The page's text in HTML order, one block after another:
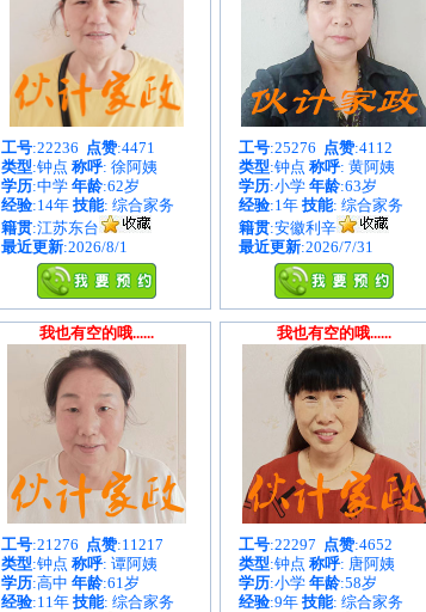
工号:22236 点赞:4471
类型:钟点 称呼: 徐阿姨
学历:中学 年龄:62岁
经验:14年 技能: 综合家务
籍贯:江苏东台
最近更新:2026/8/1
工号:25276 点赞:4112
类型:钟点 称呼: 黄阿姨
学历:小学 年龄:63岁
经验:1年 技能: 综合家务
籍贯:安徽利辛
最近更新:2026/7/31
我也有空的哦......
工号:21276 点赞:11217
类型:钟点 称呼: 谭阿姨
学历:高中 年龄:61岁
经验:11年 技能: 综合家务
我也有空的哦......
工号:22297 点赞:4652
类型:钟点 称呼: 唐阿姨
学历:小学 年龄:58岁
经验:9年 技能: 综合家务